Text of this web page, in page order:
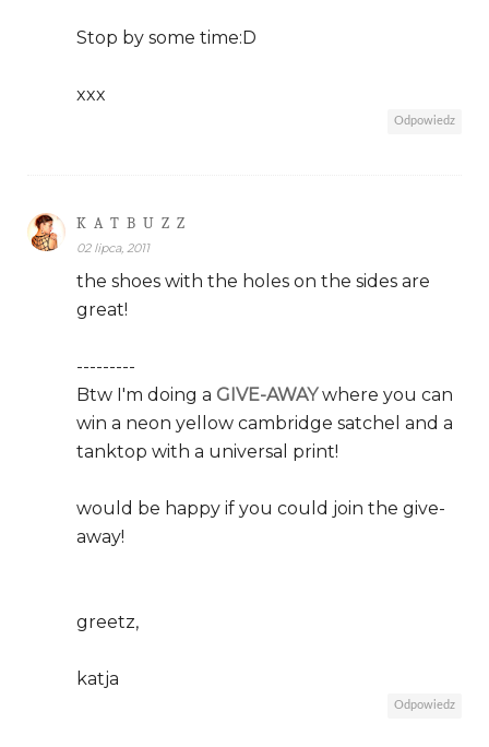
Stop by some time:D
xxx
Odpowiedz
K A T B U Z Z
02 lipca, 2011
the shoes with the holes on the sides are
great!
---------
Btw I'm doing a GIVE-AWAYwhere you can
win a neon yellow cambridge satchel and a
tanktop with a universal print!
would be happy if you could join the give-
away!
greetz,
katja
Odpowiedz